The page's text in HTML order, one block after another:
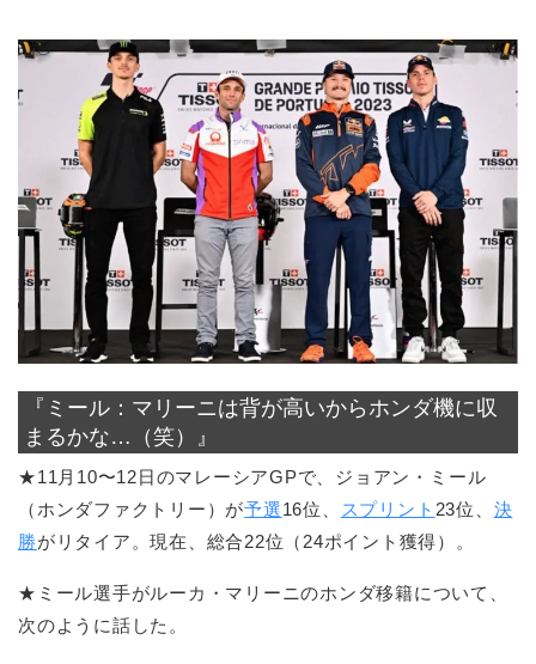
『ミール：マリーニは背が高いからホンダ機に収
まるかな…（笑）』
★11月10〜12日のマレーシアGPで、ジョアン・ミール
（ホンダファクトリー）が予選16位、 スプリント 23位、 決
勝がリタイア。現在、総合22位（24ポイント獲得）。
★ミール選手がルーカ・マリーニのホンダ移籍について、
次のように話した。